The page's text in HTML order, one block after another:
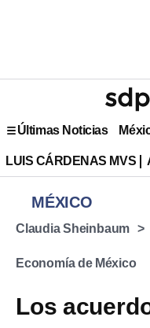
Últimas Noticias
LUIS CÁRDENAS MVS
MÉXICO
Claudia Sheinbaum
Economía de México
Los